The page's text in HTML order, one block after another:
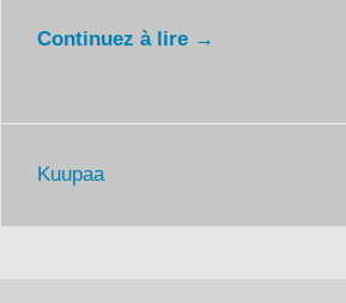
Continuez à lire →
Kuupaa